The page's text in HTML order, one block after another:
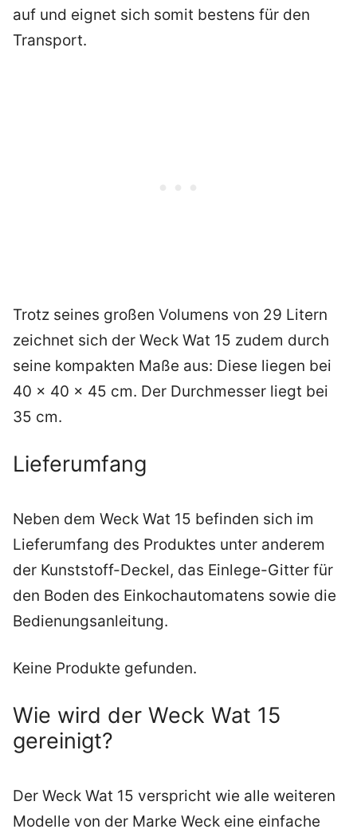
auf und eignet sich somit bestens für den
Transport.
Trotz seines großen Volumens von 29 Litern
zeichnet sich der Weck Wat 15 zudem durch
seine kompakten Maße aus: Diese liegen bei
40 x 40 x 45 cm. Der Durchmesser liegt bei
35 cm.
Lieferumfang
Neben dem Weck Wat 15 befinden sich im
Lieferumfang des Produktes unter anderem
der Kunststoff-Deckel, das Einlege-Gitter für
den Boden des Einkochautomatens sowie die
Bedienungsanleitung.
Keine Produkte gefunden.
Wie wird der Weck Wat 15
gereinigt?
Der Weck Wat 15 verspricht wie alle weiteren
Modelle von der Marke Weck eine einfache